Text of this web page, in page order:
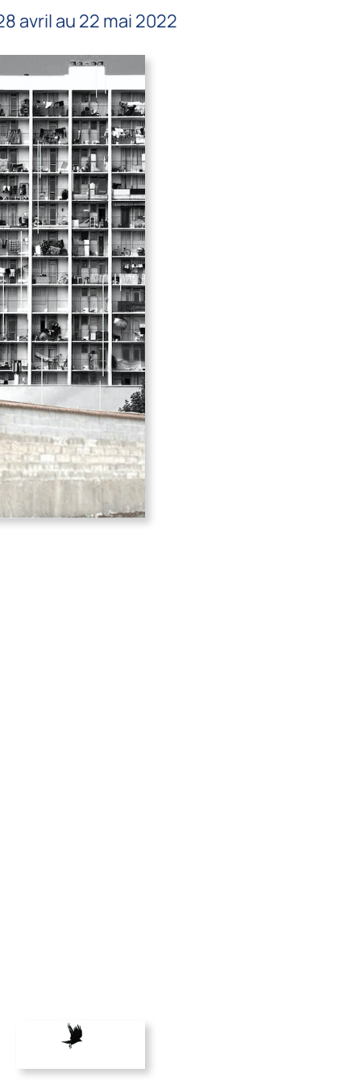
avril au 22 mai 2022